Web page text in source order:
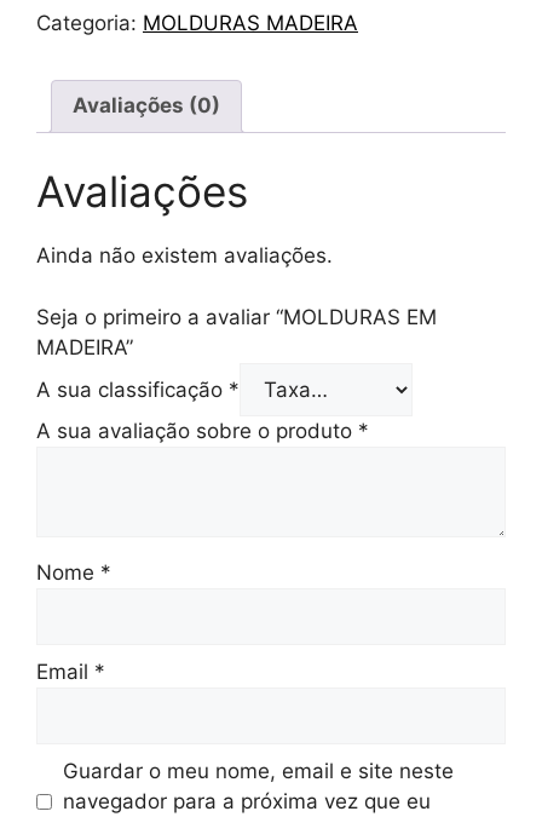
EM
Categoria: MOLDURAS MADEIRA
Avaliações (0)
Avaliações
Ainda não existem avaliações.
Seja o primeiro a avaliar “MOLDURAS EM
MADEIRA”
A sua classificação *
A sua avaliação sobre o produto *
Nome *
Email *
Guardar o meu nome, email e site neste
navegador para a próxima vez que eu